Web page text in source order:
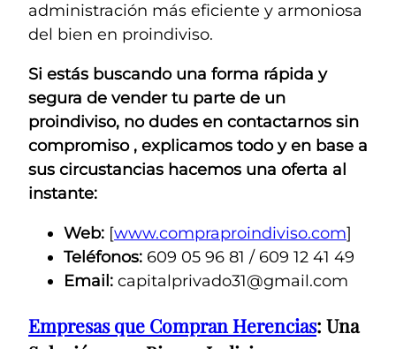
administración más eficiente y armoniosa
del bien en proindiviso.
Si estás buscando una forma rápida y
segura de vender tu parte de un
proindiviso, no dudes en contactarnos sin
compromiso , explicamos todo y en base a
sus circustancias hacemos una oferta al
instante:
Web: [www.compraproindiviso.com]
Teléfonos: 609 05 96 81 / 609 12 41 49
Email: capitalprivado31@gmail.com
Empresas que Compran Herencias: Una